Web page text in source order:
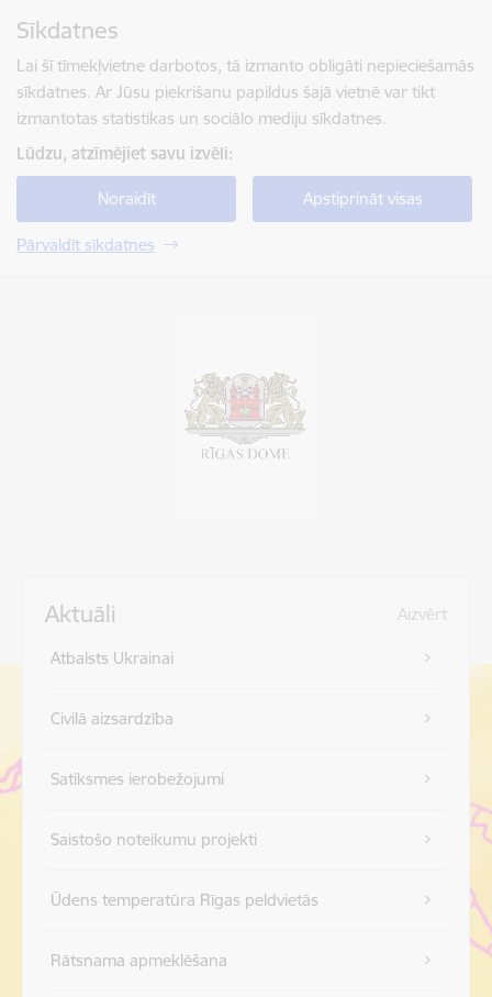
Sīkdatnes
Lai šī tīmekļvietne darbotos, tā izmanto obligāti nepieciešamās
sīkdatnes. Ar Jūsu piekrišanu papildus šajā vietnē var tikt
izmantotas statistikas un sociālo mediju sīkdatnes.
Lūdzu, atzīmējiet savu izvēli:
Noraidīt Apstiprināt visas
Pārvaldīt sīkdatnes
Aktuāli Aizvērt
Atbalsts Ukrainai
Civilā aizsardzība
Satiksmes ierobežojumi
Saistošo noteikumu projekti
Ūdens temperatūra Rīgas peldvietās
Rātsnama apmeklēšana